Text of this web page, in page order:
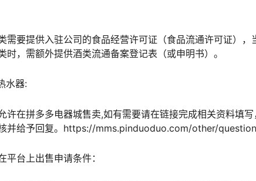
需要提供入驻公司的食品经营许可证（食品流通许可证），
时，需额外提供酒类流通备案登记表（或申明书）。
水器:
许在拼多多电器城售卖,如有需要请在链接完成相关资料填
并给予回复。https://mms.pinduoduo.com/other/
平台上出售申请条件：